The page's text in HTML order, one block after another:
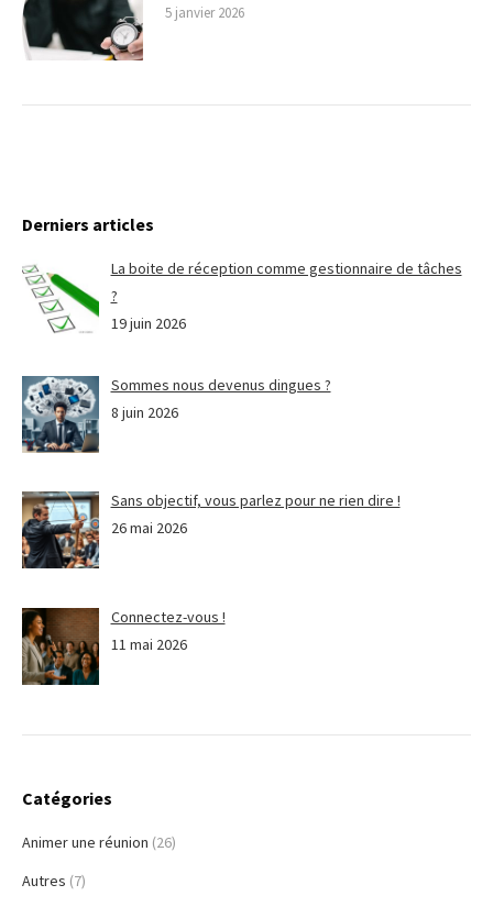
5 janvier 2026
Derniers articles
La boite de réception comme gestionnaire de tâches
?
19 juin 2026
Sommes nous devenus dingues ?
8 juin 2026
Sans objectif, vous parlez pour ne rien dire !
26 mai 2026
Connectez-vous !
11 mai 2026
Catégories
Animer une réunion (26)
Autres (7)